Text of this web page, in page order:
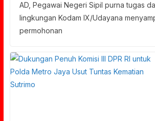
AD, Pegawai Negeri Sipil purna tugas
lingkungan Kodam IX/Udayana
permohonan